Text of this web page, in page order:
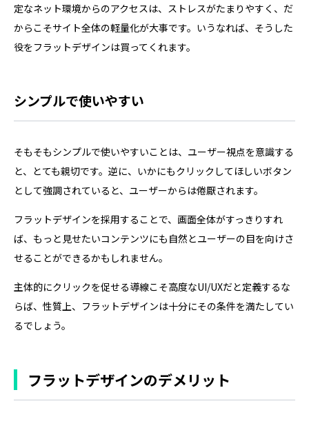
定なネット環境からのアクセスは、ストレスがたまりやすく、だ
からこそサイト全体の軽量化が大事です。いうなれば、そうした
役をフラットデザインは買ってくれます。
シンプルで使いやすい
そもそもシンプルで使いやすいことは、ユーザー視点を意識する
と、とても親切です。逆に、いかにもクリックしてほしいボタン
として強調されていると、ユーザーからは倦厭されます。
フラットデザインを採用することで、画面全体がすっきりすれ
ば、もっと見せたいコンテンツにも自然とユーザーの目を向けさ
せることができるかもしれません。
主体的にクリックを促せる導線こそ高度なUI/UXだと定義するな
らば、性質上、フラットデザインは十分にその条件を満たしてい
るでしょう。
フラットデザインのデメリット